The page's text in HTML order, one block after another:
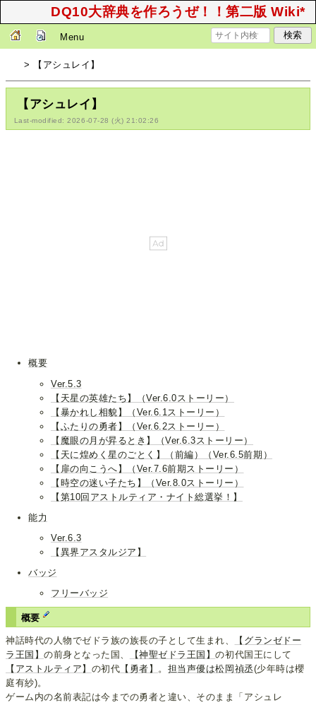
DQ10大辞典を作ろうぜ！！第二版 Wiki*
Menu
> 【アシュレイ】
【アシュレイ】
Last-modified: 2026-07-28 (火) 21:02:26
概要
Ver.5.3
【天星の英雄たち】（Ver.6.0ストーリー）
【暴かれし相貌】（Ver.6.1ストーリー）
【ふたりの勇者】（Ver.6.2ストーリー）
【魔眼の月が昇るとき】（Ver.6.3ストーリー）
【天に煌めく星のごとく】（前編）（Ver.6.5前期）
【扉の向こうへ】（Ver.7.6前期ストーリー）
【時空の迷い子たち】（Ver.8.0ストーリー）
【第10回アストルティア・ナイト総選挙！】
能力
Ver.6.3
【異界アスタルジア】
バッジ
フリーバッジ
概要
神話時代の人物でゼドラ族の族長の子として生まれ、
【グランゼドー
ラ王国】の前身となった国、 【神聖ゼドラ王国】の初代国王にして
【アストルティア】 の初代 【勇者】 。 担当声優は松岡禎丞(少年時は櫻
庭有紗)。
ゲーム内の名前表記は今までの勇者と違い、そのまま「アシュレ